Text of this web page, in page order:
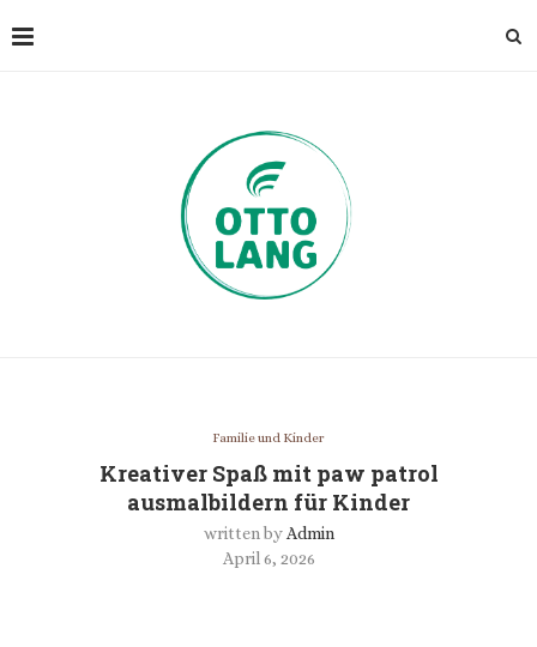
Familie und Kinder
Kreativer Spaß mit paw patrol
ausmalbildern für Kinder
written by Admin
April 6, 2026